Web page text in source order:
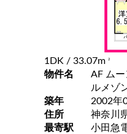
1DK / 33.07m 2
物件名
AF ム
ルメゾ
築年
2002年
住所
神奈川
最寄駅
小田急